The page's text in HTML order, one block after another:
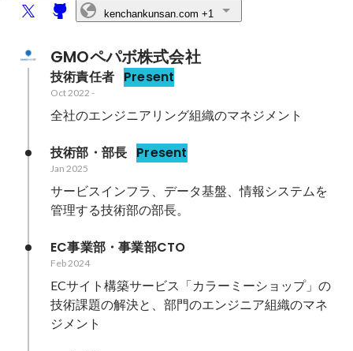
kenchankunsan.com +1
GMOペパボ株式会社
技術責任者 Present
Oct 2022 -
全社のエンジニアリング組織のマネジメント
技術部・部長 Present
Jan 2025
サービスインフラ、データ基盤、情報システムを
管理する技術部の部長。
EC事業部・事業部CTO
Feb 2024
ECサイト構築サービス「カラーミーショップ」の
技術課題の解決と、部門のエンジニア組織のマネ
ジメント